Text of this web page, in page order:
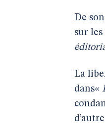
De
sur les
La
dans«